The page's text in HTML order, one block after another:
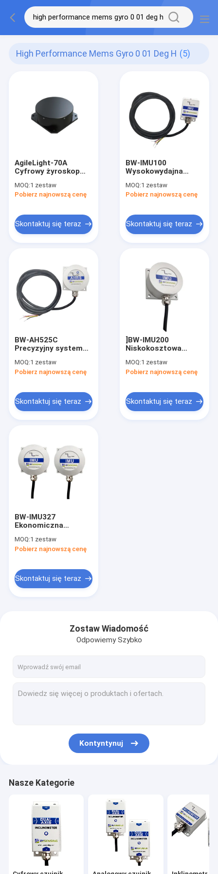
High Performance Mems Gyro 0 01 Deg H (5)
AgileLight-70A
Cyfrowy żyroskop
zamkniętą pętlą,
jednoosiowy FOG
MOQ:1 zestaw
Pobierz najnowszą cenę
Skontaktuj się teraz
BW-IMU100
Wysokowydajna
pomiarowa IMU
RS232/RS485/TTL
MOQ:1 zestaw
Pobierz najnowszą cenę
Skontaktuj się teraz
BW-AH525C
Precyzyjny system
CAN o wysokiej
precyzji AHRS
MOQ:1 zestaw
Pobierz najnowszą cenę
Skontaktuj się teraz
]BW-IMU200
Niskokosztowa
pomiarowa IMU
RS232/RS485/TTL
MOQ:1 zestaw
Pobierz najnowszą cenę
Skontaktuj się teraz
BW-IMU327
Ekonomiczna
inercyjnego Modbus
IMU
MOQ:1 zestaw
Pobierz najnowszą cenę
Skontaktuj się teraz
Zostaw Wiadomość
Odpowiemy Szybko
Kontyntynuj
Nasze Kategorie